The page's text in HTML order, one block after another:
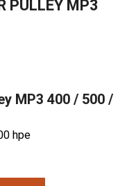
PULLEY MP3
MP3 400 / 500 /
hpe